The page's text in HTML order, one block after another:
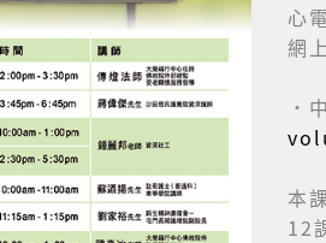
心
網
˙
本
12